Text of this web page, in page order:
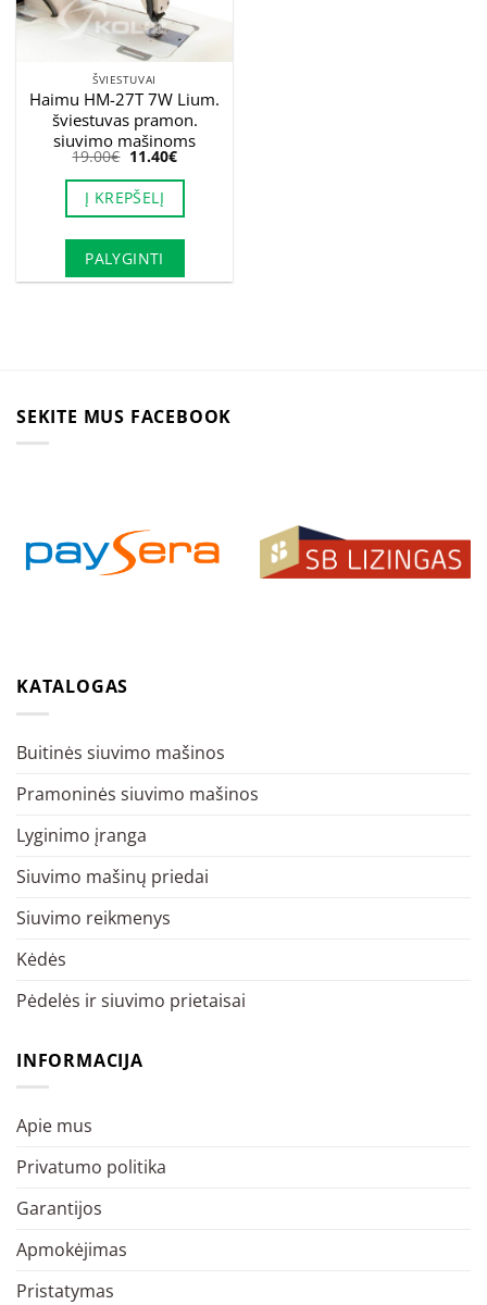
ŠVIESTUVAI
Haimu HM-27T 7W Lium.
šviestuvas pramon.
siuvimo mašinoms
19.00€ Original
was:
19.00€.
11.40€Current
is:
Į KREPŠELĮ
PALYGINTI
SEKITE MUS FACEBOOK
KATALOGAS
Buitinės siuvimo mašinos
Pramoninės siuvimo mašinos
Lyginimo įranga
Siuvimo mašinų priedai
Siuvimo reikmenys
Kėdės
Pėdelės ir siuvimo prietaisai
INFORMACIJA
Apie mus
Privatumo politika
Garantijos
Apmokėjimas
Pristatymas